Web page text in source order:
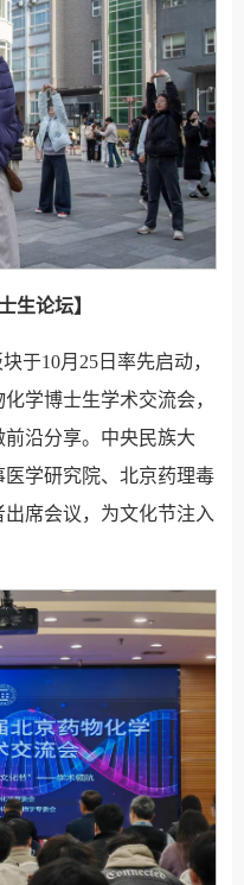
生论坛】
于10月25日率先启动，
学博士生学术交流会，
沿分享。中央民族大
学研究院、北京药理毒
席会议，为文化节注入